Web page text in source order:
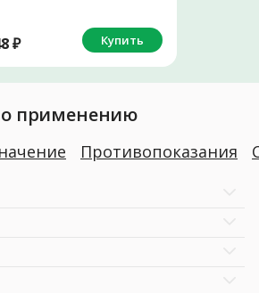
₽ Купить
применению
Противопоказания